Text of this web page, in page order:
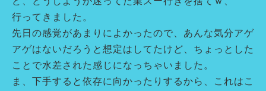
行ってきました。
先日の感覚があまりによかったので、あんな気分アゲ
アゲはないだろうと想定はしてたけど、ちょっとした
ことで水差された感じになっちゃいました。
ま、下手すると依存に向かったりするから、これはこ